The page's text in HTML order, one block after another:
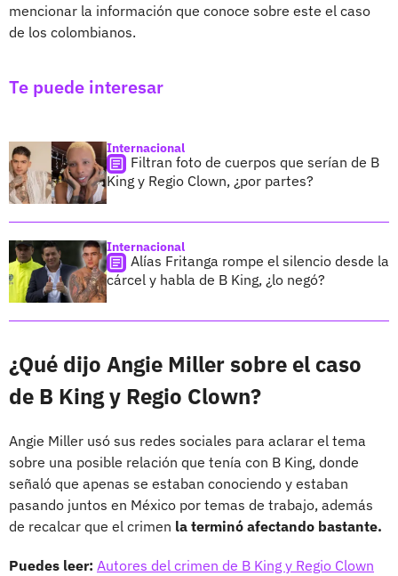
mencionar la información que conoce sobre este el caso
de los colombianos.
Te puede interesar
Internacional
Filtran foto de cuerpos que serían de B
King y Regio Clown, ¿por partes?
Internacional
Alías Fritanga rompe el silencio desde la
cárcel y habla de B King, ¿lo negó?
¿Qué dijo Angie Miller sobre el caso
de B King y Regio Clown?
Angie Miller usó sus redes sociales para aclarar el tema
sobre una posible relación que tenía con B King, donde
señaló que apenas se estaban conociendo y estaban
pasando juntos en México por temas de trabajo, además
de recalcar que el crimen la terminó afectando bastante.
Puedes leer: Autores del crimen de B King y Regio Clown